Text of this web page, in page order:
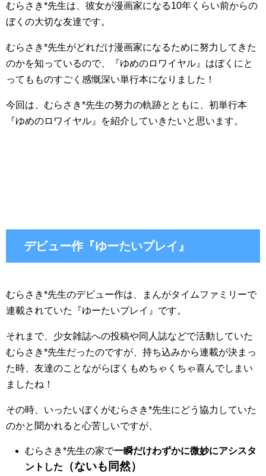
むらさき*先生は、彼女が漫画家になる10年くらい前からの
ぼくの大切な友達です。
むらさき*先生がどれだけ漫画家になるために努力してきた
のかを知っているので、『ゆめのロワイヤル』はぼくにと
ってもものすごく感慨深い単行本になりました！
今回は、むらさき*先生の努力の軌跡とともに、初単行本
『ゆめのロワイヤル』を紹介していきたいと思います。
デビュー作『ゆーたいプレイ』
むらさき*先生のデビュー作は、まんがタイムファミリーで
連載されていた『ゆーたいプレイ』です。
それまで、少女雑誌への投稿や同人誌などで活動していた
むらさき*先生だったのですが、持ち込みから連載が決まっ
た時、友達のことながらぼくもめちゃくちゃ喜んでしまい
ましたね！
その時、いったいぼくがむらさき*先生にどう協力していた
のかと聞かれると心苦しいですが、
むらさき*先生の家で一瞬だけわずかに微妙にアシスタ
ントした
（ないも同然）